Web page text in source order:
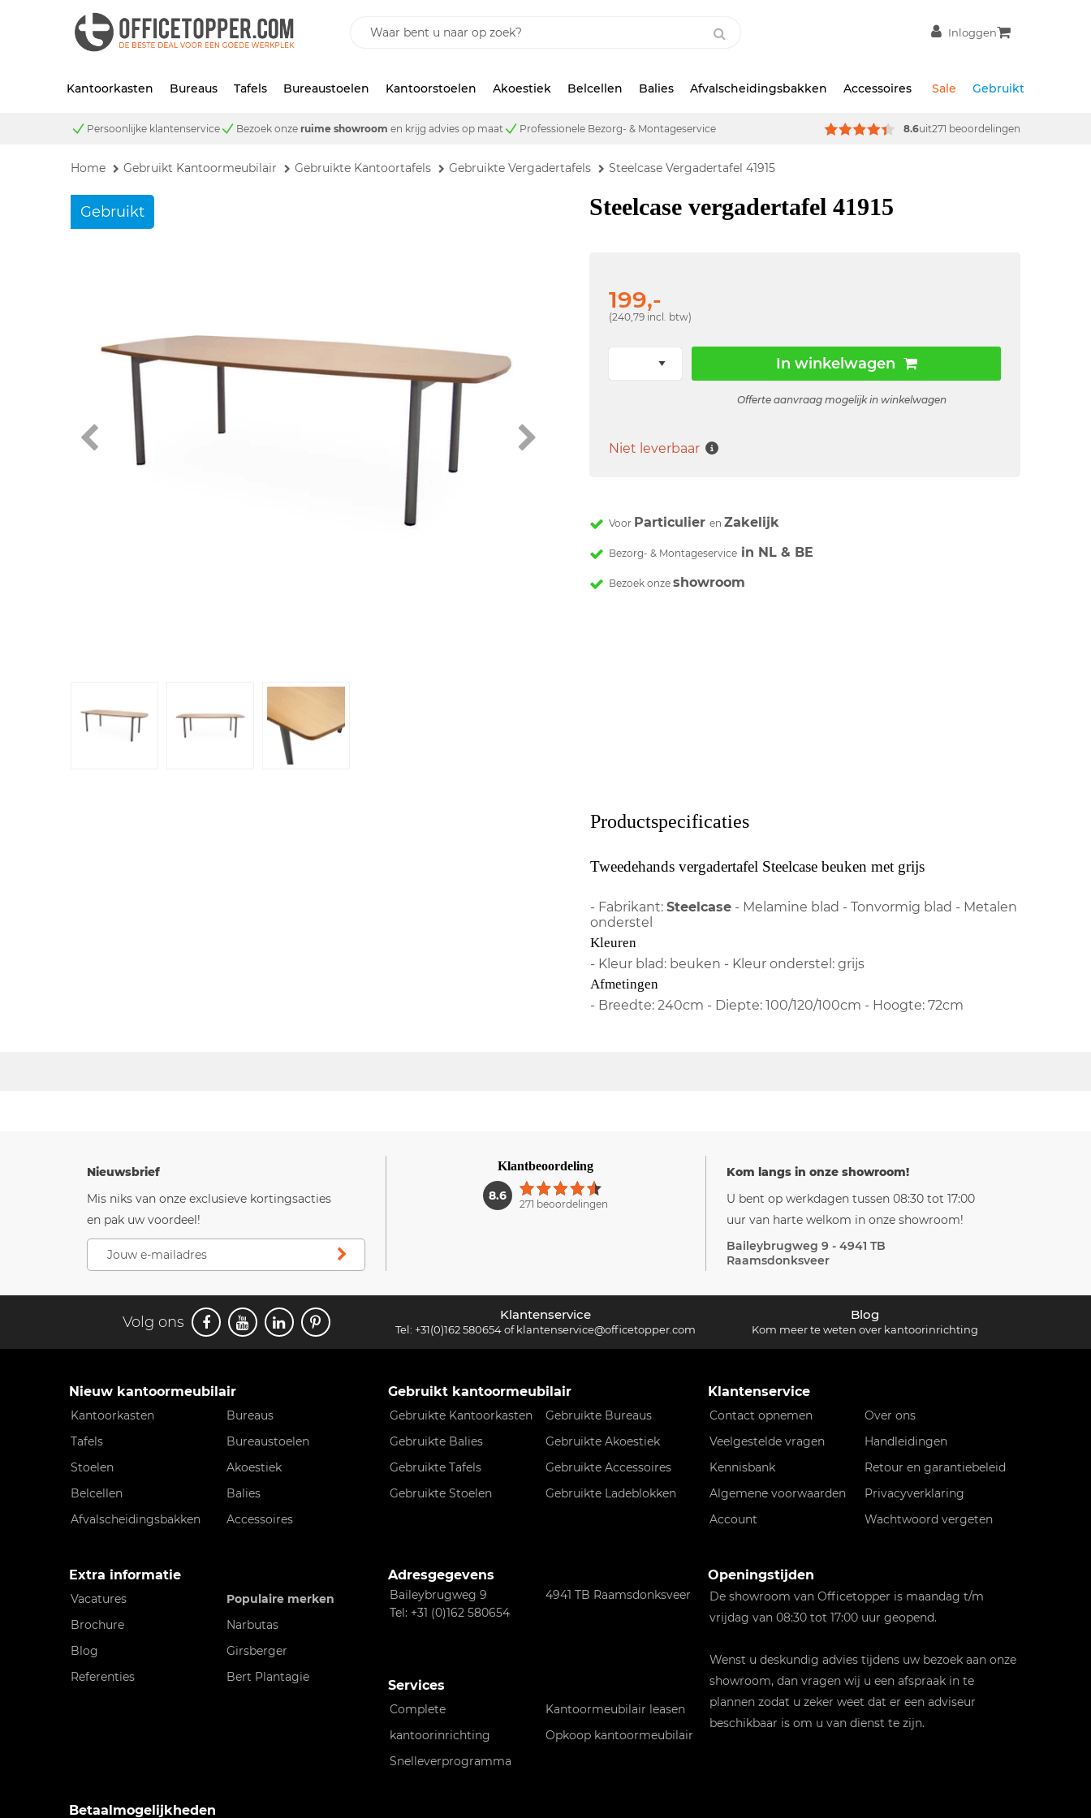
Inloggen
Kantoorkasten Bureaus Tafels Bureaustoelen Kantoorstoelen Akoestiek Belcellen Balies Afvalscheidingsbakken Accessoires Sale Gebruikt
Persoonlijke klantenservice Bezoek onze ruime showroom en krijg advies op maat Professionele Bezorg- & Montageservice 8.6uit271 beoordelingen
Home Gebruikt Kantoormeubilair Gebruikte Kantoortafels Gebruikte Vergadertafels Steelcase Vergadertafel 41915
Gebruikt Steelcase vergadertafel 41915
199,-
(240,79 incl. btw)
In winkelwagen
Offerte aanvraag mogelijk in winkelwagen
Niet leverbaar
Voor ParticulierenZakelijk
Bezorg- & Montageservice in NL & BE
Bezoek onzeshowroom
Productspecificaties
Tweedehands vergadertafel Steelcase beuken met grijs
- Fabrikant: Steelcase - Melamine blad - Tonvormig blad - Metalen
onderstel
Kleuren
- Kleur blad: beuken - Kleur onderstel: grijs
Afmetingen
- Breedte: 240cm - Diepte: 100/120/100cm - Hoogte: 72cm
Nieuwsbrief
Mis niks van onze exclusieve kortingsacties
en pak uw voordeel!
Klantbeoordeling
8.6 1
271 beoordelingen
Kom langs in onze showroom!
U bent op werkdagen tussen 08:30 tot 17:00
uur van harte welkom in onze showroom!
Baileybrugweg 9 - 4941 TB
Raamsdonksveer
Volg ons Klantenservice
Tel: +31(0)162 580654ofklantenservice@officetopper.com
Blog
Kom meer te weten over kantoorinrichting
Nieuw kantoormeubilair
Kantoorkasten
Bureaus
Tafels
Bureaustoelen
Stoelen
Akoestiek
Belcellen
Balies
Afvalscheidingsbakken
Accessoires
Extra informatie
Vacatures
Populaire merken
Brochure
Narbutas
Blog
Girsberger
Referenties
Bert Plantagie
Betaalmogelijkheden
Gebruikt kantoormeubilair
Gebruikte Kantoorkasten
Gebruikte Bureaus
Gebruikte Balies
Gebruikte Akoestiek
Gebruikte Tafels
Gebruikte Accessoires
Gebruikte Stoelen
Gebruikte Ladeblokken
Adresgegevens
Baileybrugweg 9
4941 TB Raamsdonksveer
Tel: +31 (0)162 580654
Services
Complete
kantoorinrichting
Kantoormeubilair leasen
Opkoop kantoormeubilair
Snelleverprogramma
Klantenservice
Contact opnemen
Over ons
Veelgestelde vragen
Handleidingen
Kennisbank
Retour en garantiebeleid
Algemene voorwaarden
Privacyverklaring
Account
Wachtwoord vergeten
Openingstijden
De showroom van Officetopper is maandag t/m
vrijdag van 08:30 tot 17:00 uur geopend.
Wenst u deskundig advies tijdens uw bezoek aan onze
showroom, dan vragen wij u een afspraak in te
plannen zodat u zeker weet dat er een adviseur
beschikbaar is om u van dienst te zijn.